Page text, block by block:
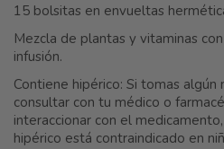
15 bolsitas en envueltas
Mezcla de plantas y vitaminas
infusión.
Contiene hipérico: Si tomas
consultar con tu médico o
interaccionar con el
hipérico está contraindicado en